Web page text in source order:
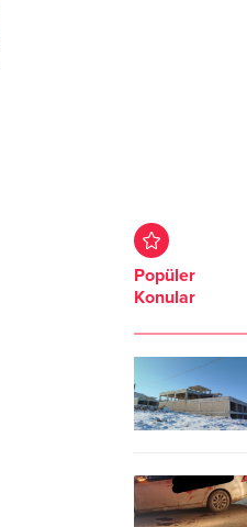
Popüler
Konular